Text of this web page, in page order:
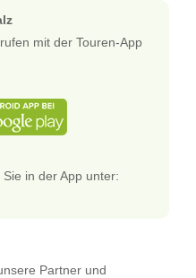
mit der Touren-App
in der App unter:
Partner und